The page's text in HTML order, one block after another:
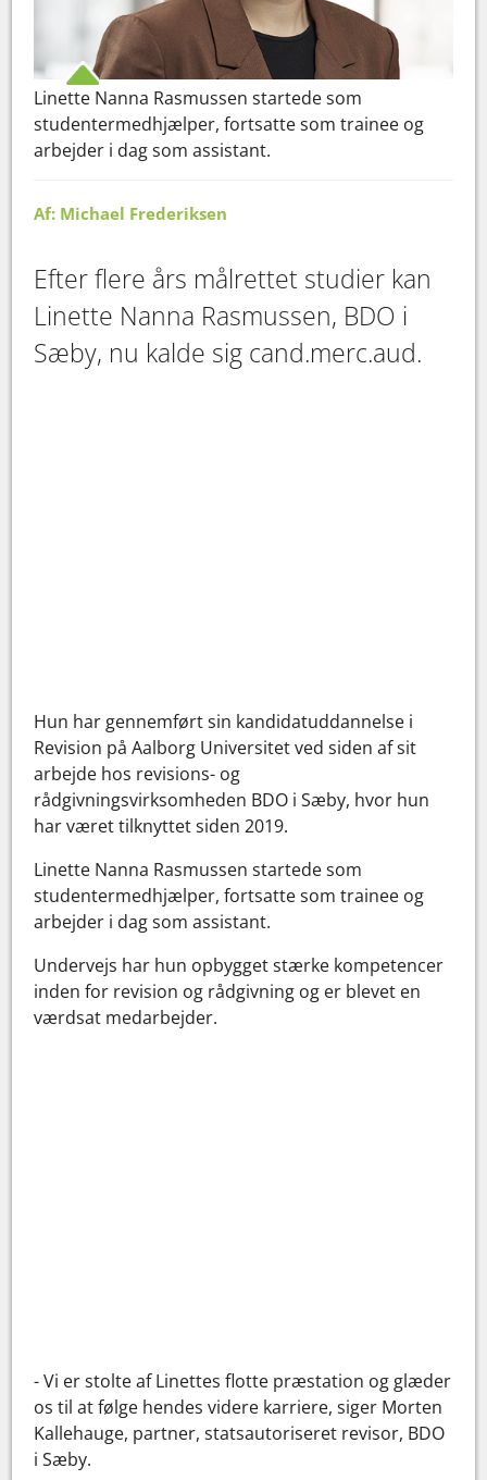
Linette Nanna Rasmussen startede som
studentermedhjælper, fortsatte som trainee og
arbejder i dag som assistant.
Af: Michael Frederiksen
Efter flere års målrettet studier kan
Linette Nanna Rasmussen, BDO i
Sæby, nu kalde sig cand.merc.aud.
Hun har gennemført sin kandidatuddannelse i
Revision på Aalborg Universitet ved siden af sit
arbejde hos revisions- og
rådgivningsvirksomheden BDO i Sæby, hvor hun
har været tilknyttet siden 2019.
Linette Nanna Rasmussen startede som
studentermedhjælper, fortsatte som trainee og
arbejder i dag som assistant.
Undervejs har hun opbygget stærke kompetencer
inden for revision og rådgivning og er blevet en
værdsat medarbejder.
- Vi er stolte af Linettes flotte præstation og glæder
os til at følge hendes videre karriere, siger Morten
Kallehauge, partner, statsautoriseret revisor, BDO
i Sæby.